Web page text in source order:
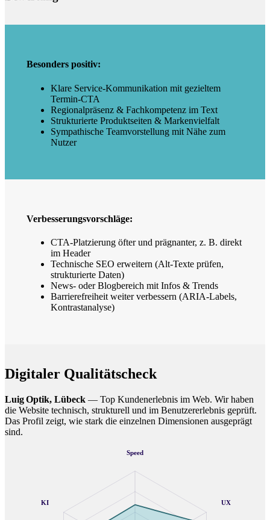
Besonders positiv:
Klare Service-Kommunikation mit gezieltem
Termin-CTA
Regionalpräsenz & Fachkompetenz im Text
Strukturierte Produktseiten & Markenvielfalt
Sympathische Teamvorstellung mit Nähe zum
Nutzer
Verbesserungsvorschläge:
CTA-Platzierung öfter und prägnanter, z. B. direkt
im Header
Technische SEO erweitern (Alt-Texte prüfen,
strukturierte Daten)
News- oder Blogbereich mit Infos & Trends
Barrierefreiheit weiter verbessern (ARIA-Labels,
Kontrastanalyse)
Digitaler Qualitätscheck
Luig Optik, Lübeck — Top Kundenerlebnis im Web. Wir haben
die Website technisch, strukturell und im Benutzererlebnis geprüft.
Das Profil zeigt, wie stark die einzelnen Dimensionen ausgeprägt
sind.
Speed
UX
KI